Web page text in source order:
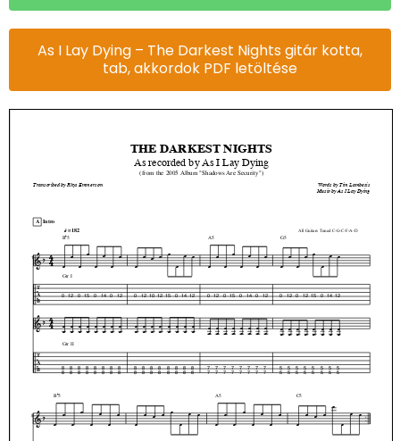
As I Lay Dying – The Darkest Nights gitár kotta,
tab, akkordok PDF letöltése